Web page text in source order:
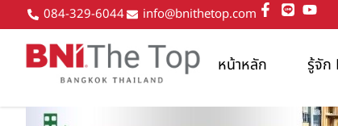
084-329-6044 info@bnithetop.com
หน้าหลัก รู้จัก